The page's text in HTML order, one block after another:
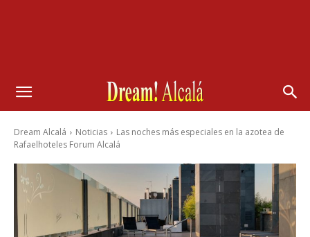
Dream Alcalá Noticias
Las noches más especiales en la azotea de
Rafaelhoteles Forum Alcalá